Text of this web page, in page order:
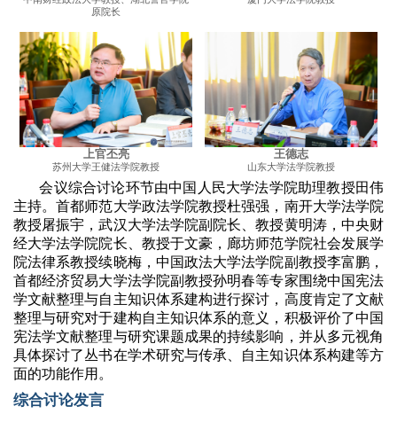
原院长
上官丕亮
苏州大学王健法学院教授
王德志
山东大学法学院教授
会议综合讨论环节由中国人民大学法学院助理教授田伟
主持。首都师范大学政法学院教授杜强强，南开大学法学院
教授屠振宇，武汉大学法学院副院长、教授黄明涛，中央财
经大学法学院院长、教授于文豪，廊坊师范学院社会发展学
院法律系教授续晓梅，中国政法大学法学院副教授李富鹏，
首都经济贸易大学法学院副教授孙明春等专家围绕中国宪法
学文献整理与自主知识体系建构进行探讨，高度肯定了文献
整理与研究对于建构自主知识体系的意义，积极评价了中国
宪法学文献整理与研究课题成果的持续影响，并从多元视角
具体探讨了丛书在学术研究与传承、自主知识体系构建等方
面的功能作用。
综合讨论发言